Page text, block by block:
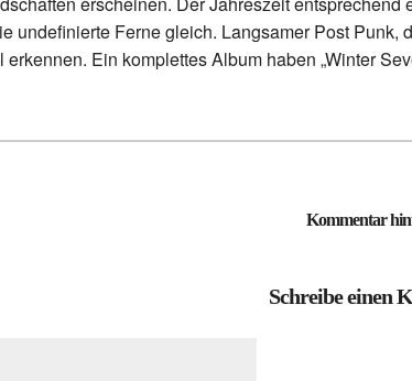
undefinierte Ferne gleich. Langsamer Post
Ein komplettes Album haben „Winter
Kommentar
Schreibe einen